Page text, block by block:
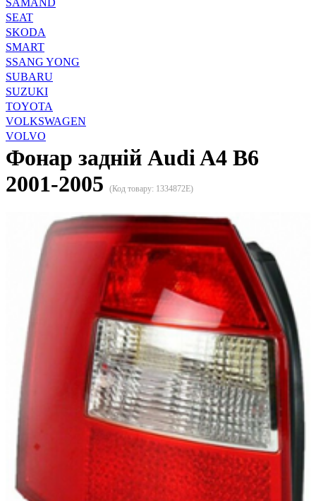
SEAT
SKODA
SMART
SSANG YONG
SUBARU
SUZUKI
TOYOTA
VOLKSWAGEN
VOLVO
Фонар задній Audi A4 B6
2001-2005
(Код товару: 1334872E)